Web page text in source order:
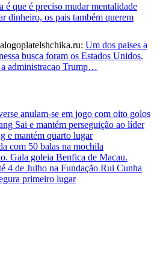
é que é preciso mudar mentalidade
dinheiro, os pais também querem
Um dos paises a
busca foram os Estados Unidos.
a administracao Trump…
anulam-se em jogo com oito golos
Sai e mantém perseguição ao líder
e mantém quarto lugar
com 50 balas na mochila
Gala goleia Benfica de Macau.
4 de Julho na Fundação Rui Cunha
primeiro lugar